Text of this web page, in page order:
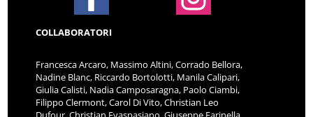
COLLABORATORI
Francesca Arcaro, Massimo Altini, Corrado Bellora,
Nadine Blanc, Riccardo Bortolotti, Manila Calipari,
Giulia Calisti, Nadia Camposaragna, Paolo Ciambi,
Filippo Clermont, Carol Di Vito, Christian Leo